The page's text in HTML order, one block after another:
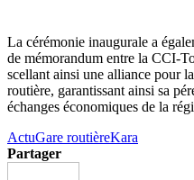
La cérémonie inaugurale a
de mémorandum entre la CCI-
scellant ainsi une alliance pour
routière, garantissant ainsi sa
échanges économiques de la
ActuGare routièreKara
Partager